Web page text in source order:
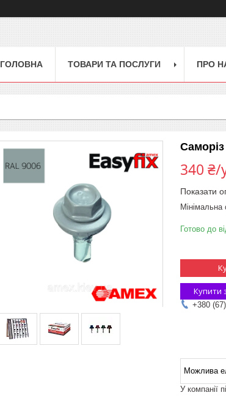
ГОЛОВНА ТОВАРИ ТА ПОСЛУГИ ПРО
340 ₴/
Показати
Готово до
Купити
+380
У компанії